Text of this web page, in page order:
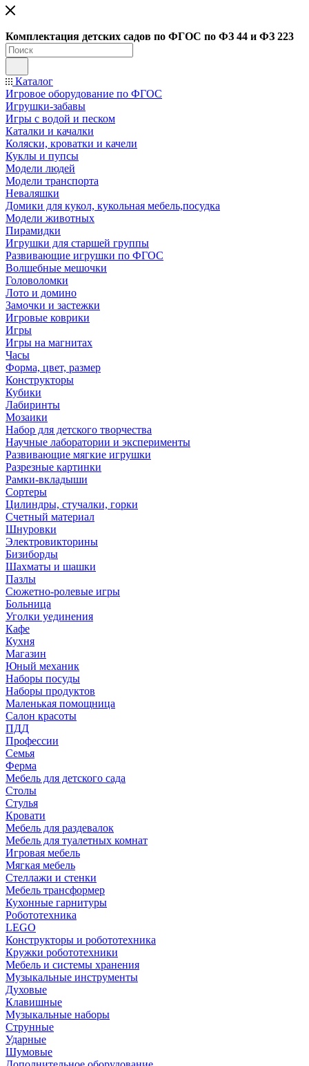
Комплектация детских садов по ФГОC по ФЗ 44 и ФЗ 223
Каталог
Игровое оборудование по ФГОС
Игрушки-забавы
Игры с водой и песком
Каталки и качалки
Коляски, кроватки и качели
Куклы и пупсы
Модели людей
Модели транспорта
Неваляшки
Домики для кукол, кукольная мебель,посудка
Модели животных
Пирамидки
Игрушки для старшей группы
Развивающие игрушки по ФГОС
Волшебные мешочки
Головоломки
Лото и домино
Замочки и застежки
Игровые коврики
Игры
Игры на магнитах
Часы
Форма, цвет, размер
Конструкторы
Кубики
Лабиринты
Мозаики
Набор для детского творчества
Научные лаборатории и эксперименты
Развивающие мягкие игрушки
Разрезные картинки
Рамки-вкладыши
Сортеры
Цилиндры, стучалки, горки
Счетный материал
Шнуровки
Электровикторины
Бизиборды
Шахматы и шашки
Пазлы
Сюжетно-ролевые игры
Больница
Уголки уединения
Кафе
Кухня
Магазин
Юный механик
Наборы посуды
Наборы продуктов
Маленькая помощница
Салон красоты
ПДД
Профессии
Семья
Ферма
Мебель для детского сада
Столы
Cтулья
Кровати
Мебель для раздевалок
Мебель для туалетных комнат
Игровая мебель
Мягкая мебель
Стеллажи и стенки
Мебель трансформер
Кухонные гарнитуры
Робототехника
LEGO
Конструкторы и робототехника
Кружки робототехники
Мебель и системы хранения
Музыкальные инструменты
Духовые
Клавишные
Музыкальные наборы
Струнные
Ударные
Шумовые